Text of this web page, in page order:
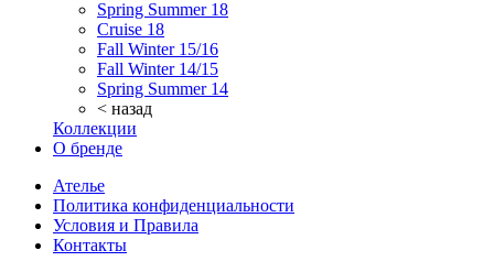
Spring Summer 18
Cruise 18
Fall Winter 15/16
Fall Winter 14/15
Spring Summer 14
< назад
Коллекции
О бренде
Ателье
Политика конфиденциальности
Условия и Правила
Контакты